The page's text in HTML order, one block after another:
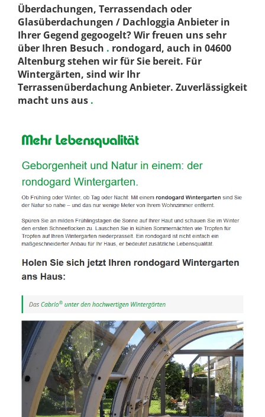
Überdachungen, Terrassendach oder
Glasüberdachungen / Dachloggia Anbieter in
Ihrer Gegend gegoogelt? Wir freuen uns sehr
über Ihren Besuch . rondogard, auch in 04600
Altenburg stehen wir für Sie bereit. Für
Wintergärten, sind wir Ihr
Terrassenüberdachung Anbieter. Zuverlässigkeit
macht uns aus .